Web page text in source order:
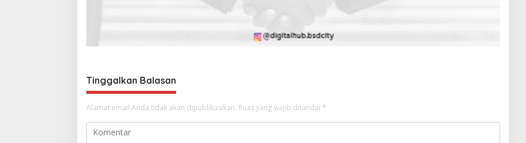
Tinggalkan Balasan
Alamat email Anda tidak akan dipublikasikan. Ruas yang wajib ditandai *